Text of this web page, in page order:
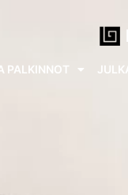
PALKINNOT